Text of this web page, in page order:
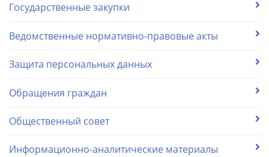
Государственные закупки
Ведомственные нормативно-правовые акты
Защита персональных данных
Обращения граждан
Общественный совет
Информационно-аналитические материалы